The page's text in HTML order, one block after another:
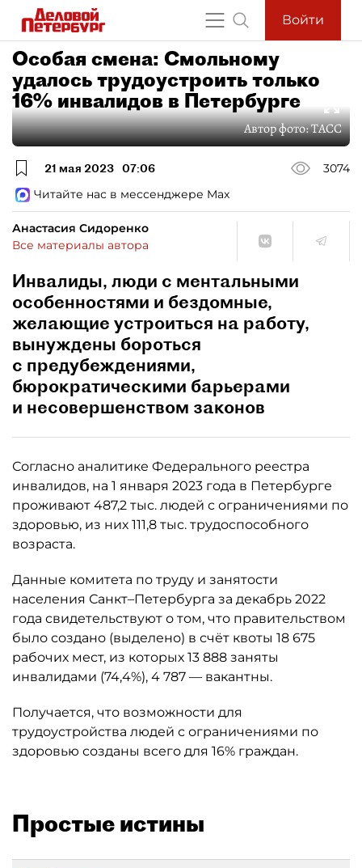
Войти
Особая смена: Смольному
удалось трудоустроить только
16% инвалидов в Петербурге
Автор фото:ТАСС
21 мая 2023 07:06
3074
Читайте нас в мессенджере Max
Анастасия Сидоренко
Все материалы автора
Инвалиды, люди с ментальными
особенностями и бездомные,
желающие устроиться на работу,
вынуждены бороться
с предубеждениями,
бюрократическими барьерами
и несовершенством законов
Согласно аналитике Федерального реестра
инвалидов, на 1 января 2023 года в Петербурге
проживают 487,2 тыс. людей с ограничениями по
здоровью, из них 111,8 тыс. трудоспособного
возраста.
Данные комитета по труду и занятости
населения Санкт–Петербурга за декабрь 2022
года свидетельствуют о том, что правительством
было создано (выделено) в счёт квоты 18 675
рабочих мест, из которых 13 888 заняты
инвалидами (74,4%), 4 787 — вакантны.
Получается, что возможности для
трудоустройства людей с ограничениями по
здоровью созданы всего для 16% граждан.
Простые истины